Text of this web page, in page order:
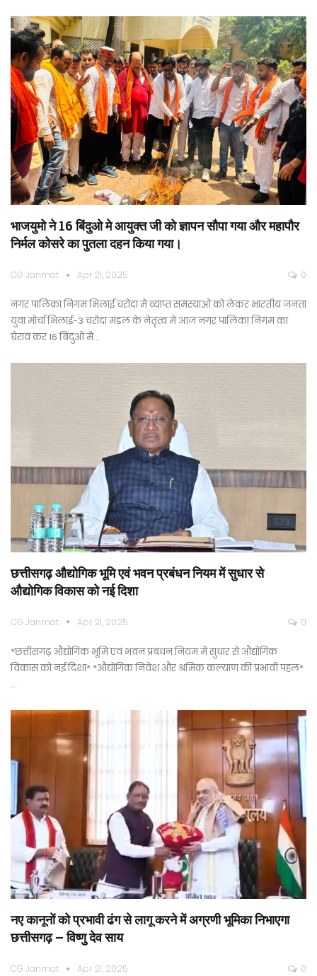
भाजयुमो ने 16 बिंदुओ मे आयुक्त जी को ज्ञापन सौपा गया और महापौर
निर्मल कोसरे का पुतला दहन किया गया।
CG Janmat Apr 21, 2025 0
नगर पालिका निगम भिलाई चरोदा मे व्याप्त समस्याओं को लेकर भारतीय जनता
युवा मोर्चा भिलाई-3 चरोदा मंडल के नेतृत्व मे आज नगर पालिका निगम का
घेराव कर 16 बिंदुओ मे…
छत्तीसगढ़ औद्योगिक भूमि एवं भवन प्रबंधन नियम में सुधार से
औद्योगिक विकास को नई दिशा
CG Janmat Apr 21, 2025 0
*छत्तीसगढ़ औद्योगिक भूमि एवं भवन प्रबंधन नियम में सुधार से औद्योगिक
विकास को नई दिशा* *औद्योगिक निवेश और श्रमिक कल्याण की प्रभावी पहल*
…
नए कानूनों को प्रभावी ढंग से लागू करने में अग्रणी भूमिका निभाएगा
छत्तीसगढ़ – विष्णु देव साय
CG Janmat Apr 21, 2025 0